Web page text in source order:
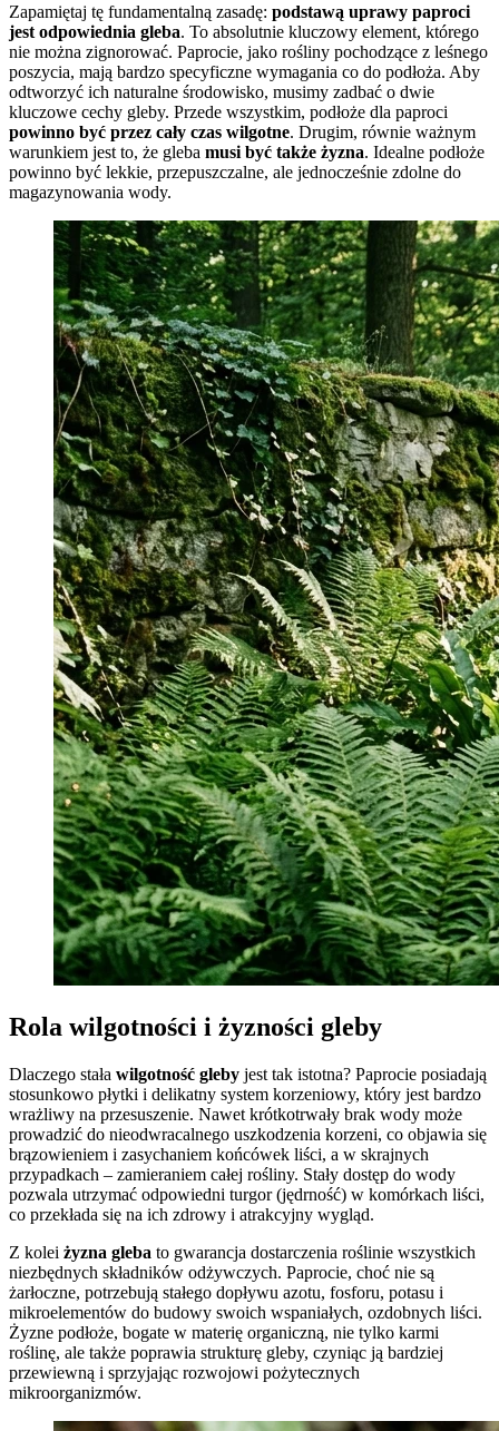
Zapamiętaj tę fundamentalną zasadę: podstawą uprawy paproci
jest odpowiednia gleba. To absolutnie kluczowy element, którego
nie można zignorować. Paprocie, jako rośliny pochodzące z leśnego
poszycia, mają bardzo specyficzne wymagania co do podłoża. Aby
odtworzyć ich naturalne środowisko, musimy zadbać o dwie
kluczowe cechy gleby. Przede wszystkim, podłoże dla paproci
powinno być przez cały czas wilgotne. Drugim, równie ważnym
warunkiem jest to, że gleba musi być także żyzna. Idealne podłoże
powinno być lekkie, przepuszczalne, ale jednocześnie zdolne do
magazynowania wody.
Rola wilgotności i żyzności gleby
Dlaczego stała wilgotność gleby jest tak istotna? Paprocie posiadają
stosunkowo płytki i delikatny system korzeniowy, który jest bardzo
wrażliwy na przesuszenie. Nawet krótkotrwały brak wody może
prowadzić do nieodwracalnego uszkodzenia korzeni, co objawia się
brązowieniem i zasychaniem końcówek liści, a w skrajnych
przypadkach – zamieraniem całej rośliny. Stały dostęp do wody
pozwala utrzymać odpowiedni turgor (jędrność) w komórkach liści,
co przekłada się na ich zdrowy i atrakcyjny wygląd.
Z kolei żyzna gleba to gwarancja dostarczenia roślinie wszystkich
niezbędnych składników odżywczych. Paprocie, choć nie są
żarłoczne, potrzebują stałego dopływu azotu, fosforu, potasu i
mikroelementów do budowy swoich wspaniałych, ozdobnych liści.
Żyzne podłoże, bogate w materię organiczną, nie tylko karmi
roślinę, ale także poprawia strukturę gleby, czyniąc ją bardziej
przewiewną i sprzyjając rozwojowi pożytecznych
mikroorganizmów.